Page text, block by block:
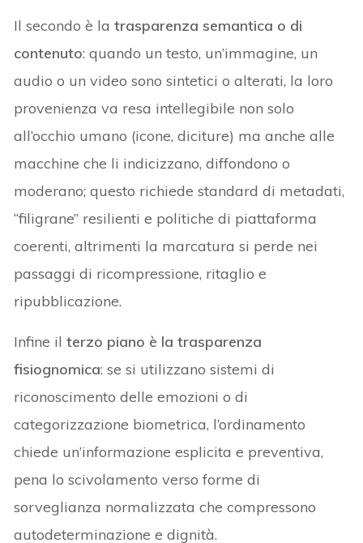
Il secondo è latrasparenza semantica o di
contenuto: quando un testo, un’immagine, un
audio o un video sono sintetici o alterati, la loro
provenienza va resa intellegibile non solo
all’occhio umano (icone, diciture) ma anche alle
macchine che li indicizzano, diffondono o
moderano; questo richiede standard di metadati,
“filigrane” resilienti e politiche di piattaforma
coerenti, altrimenti la marcatura si perde nei
passaggi di ricompressione, ritaglio e
ripubblicazione.
Infine ilterzo piano è la trasparenza
fisiognomica: se si utilizzano sistemi di
riconoscimento delle emozioni o di
categorizzazione biometrica, l’ordinamento
chiede un’informazione esplicita e preventiva,
pena lo scivolamento verso forme di
sorveglianza normalizzata che compressono
autodeterminazione e dignità.